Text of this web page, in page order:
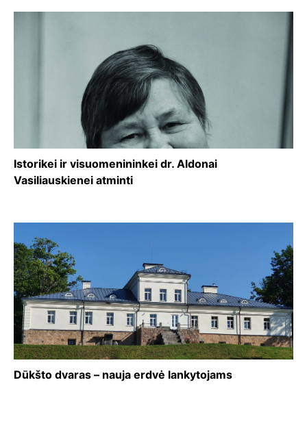
Istorikei ir visuomenininkei dr. Aldonai
Vasiliauskienei atminti
Dūkšto dvaras – nauja erdvė lankytojams